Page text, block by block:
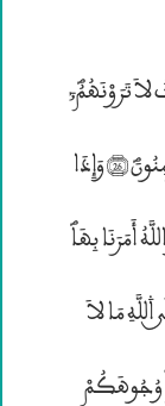
لاَ تَرَوْنَهُمُؐ;
إِنَّا جَعَلْنَا ۰لشَّيَــٰطِينَ أَوْلِيَآءَ لِلذِينَ لاَ يُومِنُونَؐ (26) وَإِذَا
أَمَرَنَا بِهَاؐ
قُلِ اِنَّ ۰للَّهَ لاَ يَامُرُ بِاڤْفَحْشَآءِؐ اَ۬تَقُولُونَ عَلَــي ۰للَّهِ مَا لاَ
وُجُوهَكُمْ